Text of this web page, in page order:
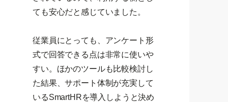
ても安心だと感じていました。
従業員にとっても、アンケート形
式で回答できる点は非常に使いや
すい。ほかのツールも比較検討し
た結果、サポート体制が充実して
いるSmartHRを導入しようと決め